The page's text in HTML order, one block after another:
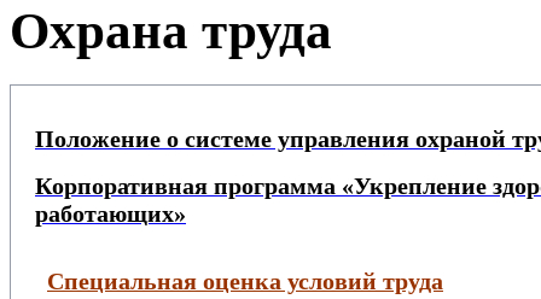
Охрана труда
Положение о системе управления охраной
Корпоративная программа «Укрепление
работающих»
Специальная оценка условий труда